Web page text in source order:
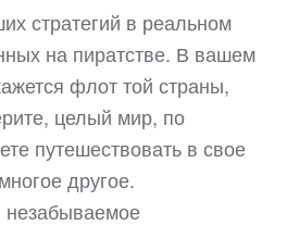
стратегий в реальном
на пиратстве. В вашем
флот той страны,
целый мир, по
путешествовать в свое
другое.
незабываемое